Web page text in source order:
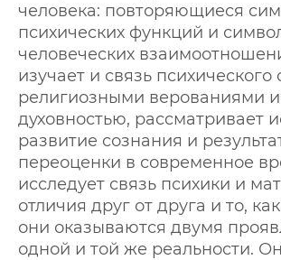
человека: повторяющиеся
психических функций и
человеческих
изучает и связь психического
религиозными верованиями и
духовностью, рассматривает
развитие сознания и
переоценки в современное
исследует связь психики и
отличия друг от друга и то,
они оказываются двумя
одной и той же реальности.